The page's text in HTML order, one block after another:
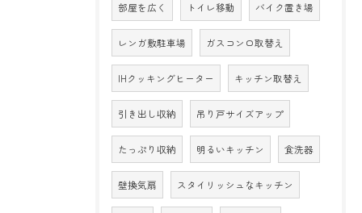
部屋を広く トイレ移動 バイク置き場
レンガ敷駐車場 ガスコンロ取替え
IHクッキングヒーター キッチン取替え
引き出し収納 吊り戸サイズアップ
たっぷり収納 明るいキッチン 食洗器
壁換気扇 スタイリッシュなキッチン